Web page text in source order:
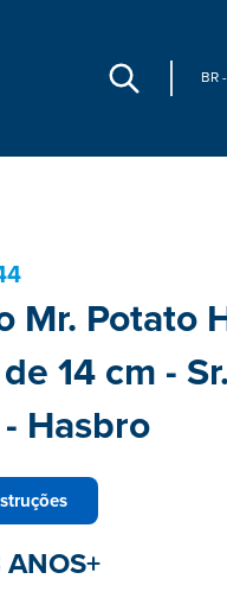
BR -
Mr. Potato
14 cm -
Hasbro
ANOS+